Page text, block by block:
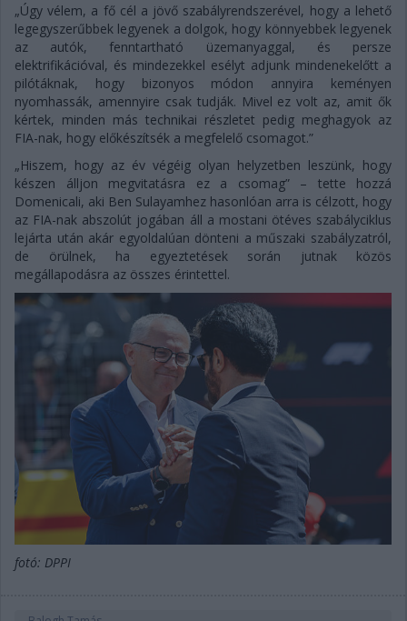
„Úgy vélem, a fő cél a jövő szabályrendszerével, hogy a lehető
legegyszerűbbek legyenek a dolgok, hogy könnyebbek legyenek
az autók, fenntartható üzemanyaggal, és persze
elektrifikációval, és mindezekkel esélyt adjunk mindenekelőtt a
pilótáknak, hogy bizonyos módon annyira keményen
nyomhassák, amennyire csak tudják. Mivel ez volt az, amit ők
kértek, minden más technikai részletet pedig meghagyok az
FIA-nak, hogy előkészítsék a megfelelő csomagot.”
„Hiszem, hogy az év végéig olyan helyzetben leszünk, hogy
készen álljon megvitatásra ez a csomag” – tette hozzá
Domenicali, aki Ben Sulayamhez hasonlóan arra is célzott, hogy
az FIA-nak abszolút jogában áll a mostani ötéves szabályciklus
lejárta után akár egyoldalúan dönteni a műszaki szabályzatról,
de örülnek, ha egyeztetések során jutnak közös
megállapodásra az összes érintettel.
fotó: DPPI